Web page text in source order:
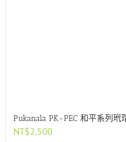
Pukanala PK-PEC 和平系列玳
NT$2,500